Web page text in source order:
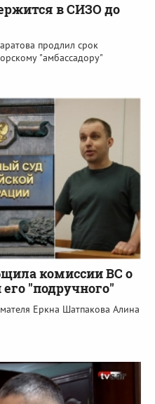
в СИЗО до
продлил срок
"амбассадору"
комиссии ВС о
"подручного"
Еркна Шатпакова Алина